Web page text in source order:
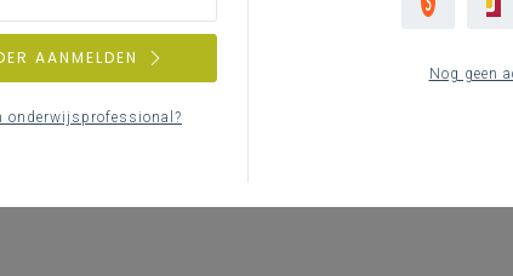
Nog geen
AANMELDEN
onderwijsprofessional?